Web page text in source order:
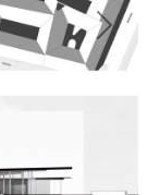
Next